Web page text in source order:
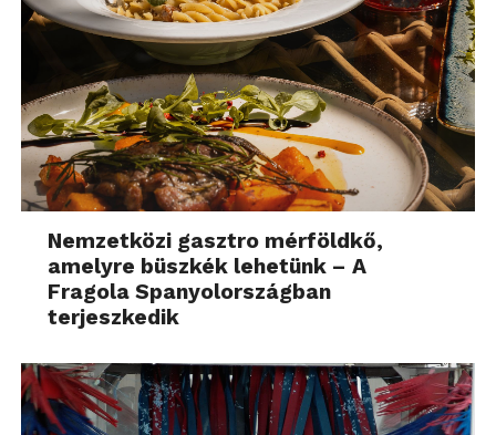
Nemzetközi gasztro mérföldkő,
amelyre büszkék lehetünk – A
Fragola Spanyolországban
terjeszkedik